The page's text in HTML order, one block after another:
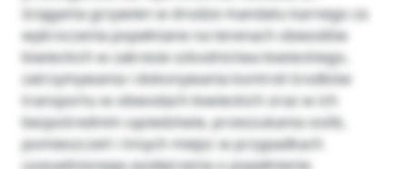
ściągania grzywien w drodze mandatu karnego za
wykroczenia popełniane na terenach obwodów
łowieckich w zakresie szkodnictwa łowieckiego,
zatrzymywania i dokonywania kontroli środków
transportu w obwodach łowieckich oraz w ich
bezpośrednim sąsiedztwie, przeszukania osób,
pomieszczeń i innych miejsc w przypadkach